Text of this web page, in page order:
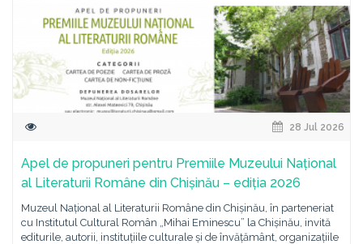
28 Jul 2026
Apel de propuneri pentru Premiile Muzeului Național
al Literaturii Române din Chișinău – ediția 2026
Muzeul Național al Literaturii Române din Chișinău, în parteneriat
cu Institutul Cultural Român „Mihai Eminescu” la Chișinău, invită
editurile, autorii, instituțiile culturale și de învățământ, organizațiile